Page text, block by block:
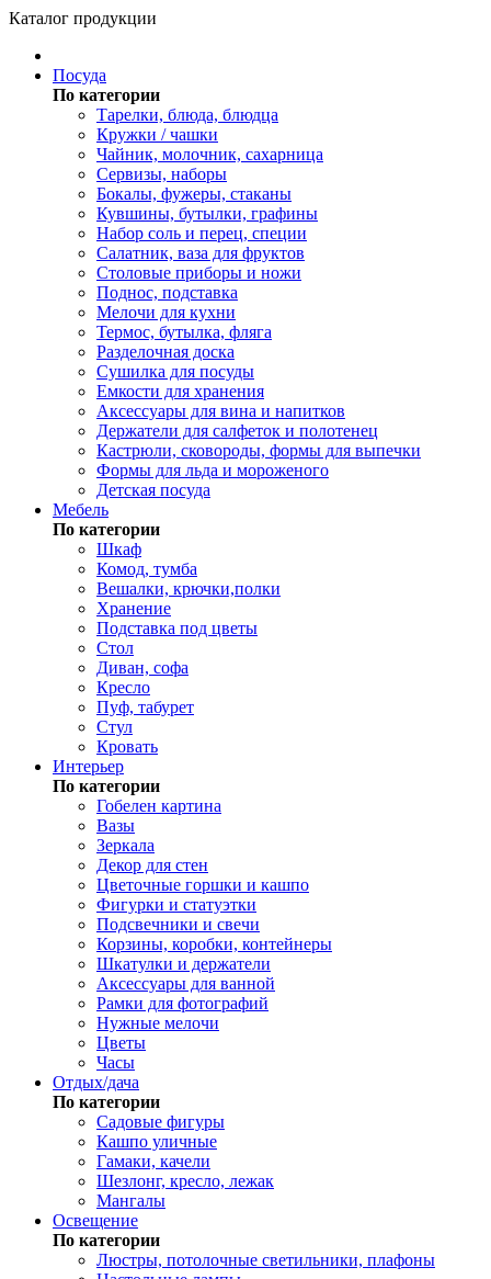
Каталог продукции
Посуда
По категории
Тарелки, блюда, блюдца
Кружки / чашки
Чайник, молочник, сахарница
Сервизы, наборы
Бокалы, фужеры, стаканы
Кувшины, бутылки, графины
Набор соль и перец, специи
Салатник, ваза для фруктов
Столовые приборы и ножи
Поднос, подставка
Мелочи для кухни
Термос, бутылка, фляга
Разделочная доска
Сушилка для посуды
Емкости для хранения
Аксессуары для вина и напитков
Держатели для салфеток и полотенец
Кастрюли, сковороды, формы для выпечки
Формы для льда и мороженого
Детская посуда
Мебель
По категории
Шкаф
Комод, тумба
Вешалки, крючки,полки
Хранение
Подставка под цветы
Стол
Диван, софа
Кресло
Пуф, табурет
Стул
Кровать
Интерьер
По категории
Гобелен картина
Вазы
Зеркала
Декор для стен
Цветочные горшки и кашпо
Фигурки и статуэтки
Подсвечники и свечи
Корзины, коробки, контейнеры
Шкатулки и держатели
Аксессуары для ванной
Рамки для фотографий
Нужные мелочи
Цветы
Часы
Отдых/дача
По категории
Садовые фигуры
Кашпо уличные
Гамаки, качели
Шезлонг, кресло, лежак
Мангалы
Освещение
По категории
Люстры, потолочные светильники, плафоны